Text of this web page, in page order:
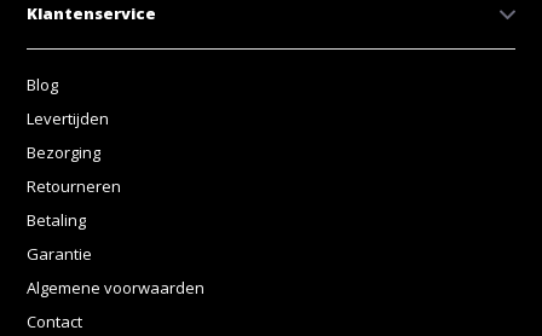
Klantenservice
Blog
Levertijden
Bezorging
Retourneren
Betaling
Garantie
Algemene voorwaarden
Contact